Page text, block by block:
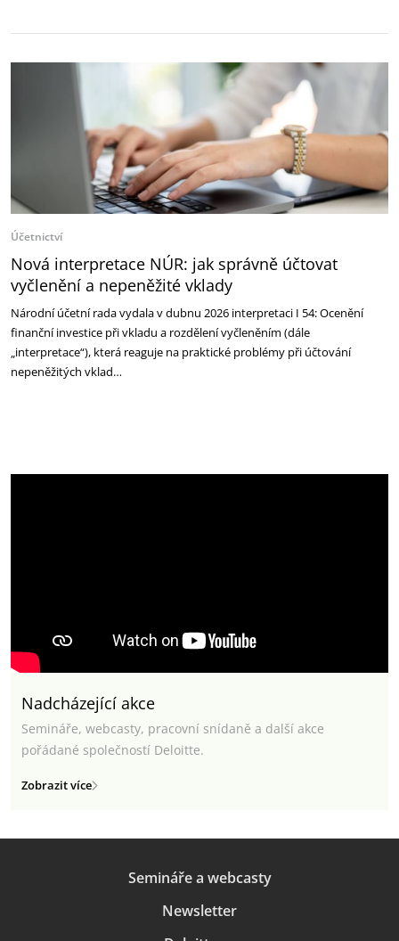
Účetnictví
Nová interpretace NÚR: jak správně účtovat
vyčlenění a nepeněžité vklady
Národní účetní rada vydala v dubnu 2026 interpretaci I 54: Ocenění
finanční investice při vkladu a rozdělení vyčleněním (dále
„interpretace“), která reaguje na praktické problémy při účtování
nepeněžitých vklad…
Nadcházející akce
Semináře, webcasty, pracovní snídaně a další akce
pořádané společností Deloitte.
Zobrazit více
Semináře a webcasty
Newsletter